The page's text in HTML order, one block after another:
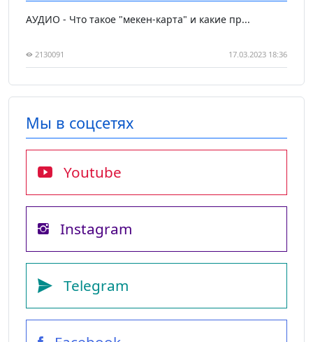
АУДИО - Что такое "мекен-карта" и какие пр...
2130091 17.03.2023 18:36
Мы в соцсетях
Youtube
Instagram
Telegram